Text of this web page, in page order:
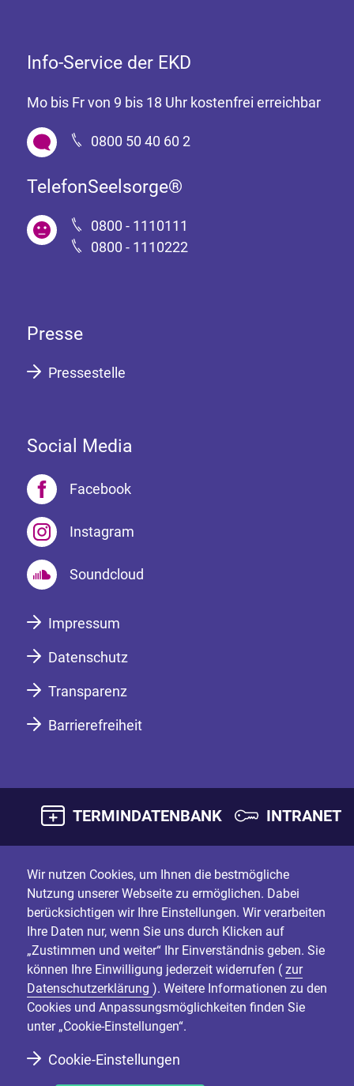
Info-Service der EKD
Mo bis Fr von 9 bis 18 Uhr kostenfrei erreichbar
0800 50 40 60 2
TelefonSeelsorge®
0800 - 1110111
0800 - 1110222
Presse
Pressestelle
Social Media
Facebook
Instagram
Soundcloud
Impressum
Datenschutz
Transparenz
Barrierefreiheit
TERMINDATENBANK INTRANET
Wir nutzen Cookies, um Ihnen die bestmögliche
Nutzung unserer Webseite zu ermöglichen. Dabei
berücksichtigen wir Ihre Einstellungen. Wir verarbeiten
Ihre Daten nur, wenn Sie uns durch Klicken auf
„Zustimmen und weiter“ Ihr Einverständnis geben. Sie
können Ihre Einwilligung jederzeit widerrufen ( zur
Datenschutzerklärung ). Weitere Informationen zu den
Cookies und Anpassungsmöglichkeiten finden Sie
unter „Cookie-Einstellungen“.
Cookie-Einstellungen